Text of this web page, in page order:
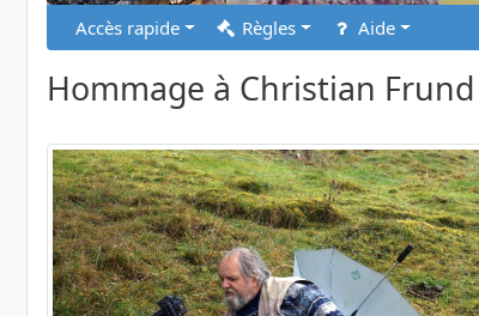
Accès rapide Règles Aide
Hommage à Christian Frund